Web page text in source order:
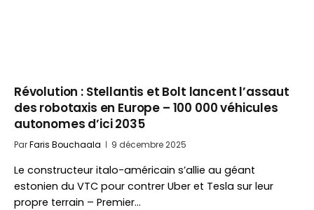
Révolution : Stellantis et Bolt lancent l’assaut
des robotaxis en Europe – 100 000 véhicules
autonomes d’ici 2035
ParFaris Bouchaala 9 décembre 2025
Le constructeur italo-américain s’allie au géant
estonien du VTC pour contrer Uber et Tesla sur leur
propre terrain – Premier…